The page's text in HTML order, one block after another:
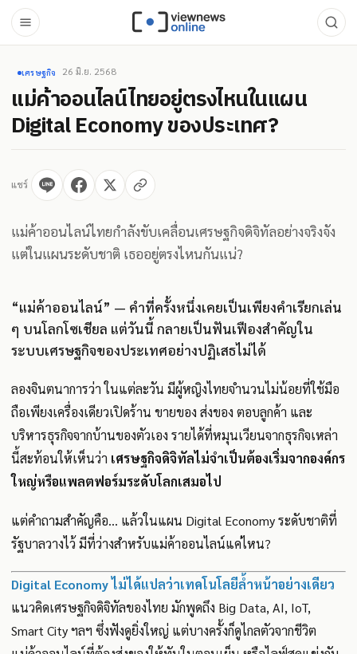
เศรษฐกิจ 26 มิ.ย. 2568
แม่ค้าออนไลน์ไทยอยู่ตรงไหนในแผน
Digital Economy ของประเทศ?
แชร์
แม่ค้าออนไลน์ไทยกำลังขับเคลื่อนเศรษฐกิจดิจิทัลอย่างจริงจัง
แต่ในแผนระดับชาติ เธออยู่ตรงไหนกันแน่?
“แม่ค้าออนไลน์” — คำที่ครั้งหนึ่งเคยเป็นเพียงคำเรียกเล่น
ๆ บนโลกโซเชียล แต่วันนี้ กลายเป็นฟันเฟืองสำคัญใน
ระบบเศรษฐกิจของประเทศอย่างปฏิเสธไม่ได้
ลองจินตนาการว่า ในแต่ละวัน มีผู้หญิงไทยจำนวนไม่น้อยที่ใช้มือ
ถือเพียงเครื่องเดียวเปิดร้าน ขายของ ส่งของ ตอบลูกค้า และ
บริหารธุรกิจจากบ้านของตัวเอง รายได้ที่หมุนเวียนจากธุรกิจเหล่า
นี้สะท้อนให้เห็นว่า เศรษฐกิจดิจิทัลไม่จำเป็นต้องเริ่มจากองค์กร
ใหญ่หรือแพลตฟอร์มระดับโลกเสมอไป
แต่คำถามสำคัญคือ... แล้วในแผน Digital Economy ระดับชาติที่
รัฐบาลวางไว้ มีที่ว่างสำหรับแม่ค้าออนไลน์แค่ไหน?
Digital Economy ไม่ได้แปลว่าเทคโนโลยีล้ำหน้าอย่างเดียว
แนวคิดเศรษฐกิจดิจิทัลของไทย มักพูดถึง Big Data, AI, IoT,
Smart City ฯลฯ ซึ่งฟังดูยิ่งใหญ่ แต่บางครั้งก็ดูไกลตัวจากชีวิต